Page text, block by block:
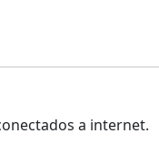
a internet.